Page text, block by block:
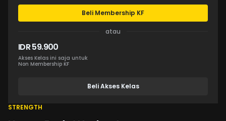
Beli Membership KF
atau
IDR 59.900
Akses Kelas ini saja untuk
Non Membership KF
Beli Akses Kelas
STRENGTH